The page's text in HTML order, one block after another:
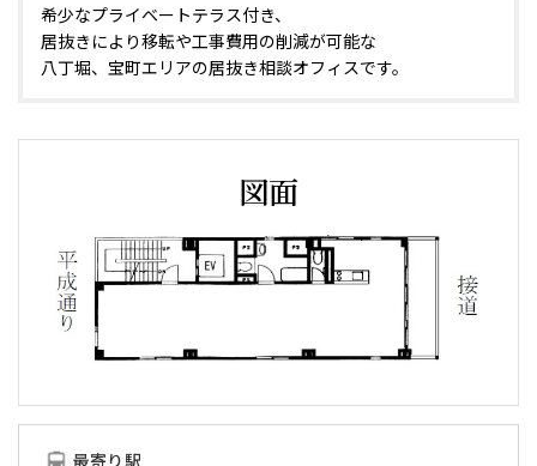
希少なプライベートテラス付き、
居抜きにより移転や工事費用の削減が可能な
八丁堀、宝町エリアの居抜き相談オフィスです。
図面
最寄り駅